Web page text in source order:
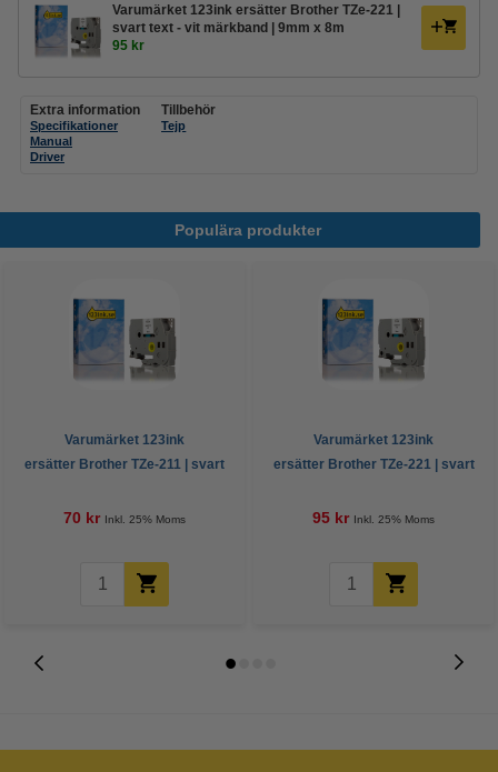
Varumärket 123ink ersätter Brother TZe-221 |
svart text - vit märkband | 9mm x 8m
95 kr
Extra information
Specifikationer
Manual
Driver
Tillbehör
Tejp
Populära produkter
Varumärket 123ink
ersätter Brother TZe-211 | svart
70 kr Inkl. 25% Moms
Varumärket 123ink
ersätter Brother TZe-221 | svart
95 kr Inkl. 25% Moms